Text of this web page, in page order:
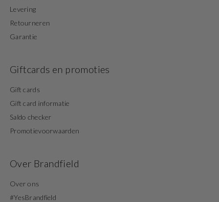
Levering
Retourneren
Garantie
Giftcards en promoties
Gift cards
Gift card informatie
Saldo checker
Promotievoorwaarden
Over Brandfield
Over ons
#YesBrandfield